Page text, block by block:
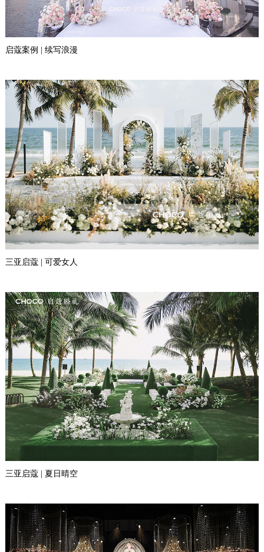
启蔻案例 | 续写浪漫
三亚启蔻 | 可爱女人
三亚启蔻 | 夏日晴空